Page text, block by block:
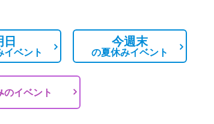
日
イベント
今週末
の夏休みイベント
のイベント